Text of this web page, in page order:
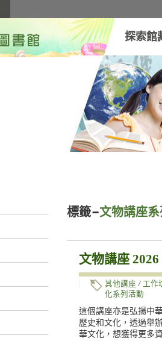
探索館
標籤–文物講座系
文物講座 2026
其他講座 / 工作
化系列活動
這個講座亦是弘揚中
歷史和文化，透過舉
華文化，想獲得更多